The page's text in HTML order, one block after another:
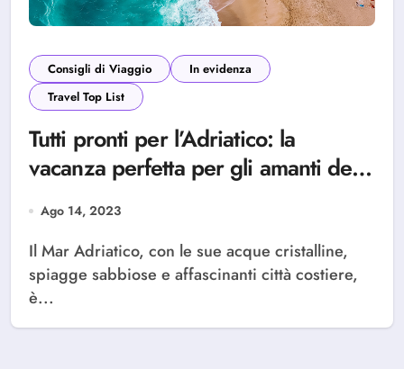
Consigli di Viaggio
In evidenza
Travel Top List
Tutti pronti per l’Adriatico: la
vacanza perfetta per gli amanti del
Ago 14, 2023
Il Mar Adriatico, con le sue acque cristalline,
spiagge sabbiose e affascinanti città costiere,
è...